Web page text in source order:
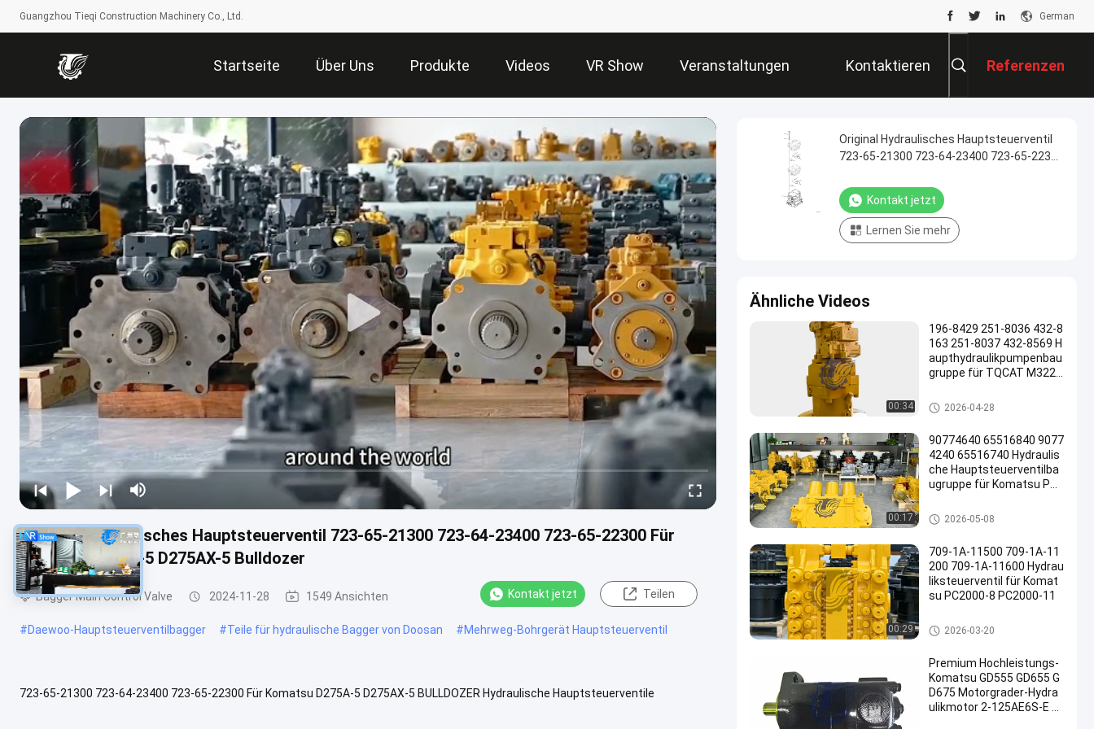
Guangzhou Tieqi Construction Machinery Co., Ltd. German
Startseite Über Uns Produkte Videos VR Show Veranstaltungen Kontaktieren
Sie Uns
Referenzen
Original Hydraulisches Hauptsteuerventil 723-65-21300 723-64-23400 723-65-22300 Für
Komatsu D275A-5 D275AX-5 Bulldozer
Bagger Main Control Valve 2024-11-28 1549 Ansichten Kontakt jetzt Teilen
#Daewoo-Hauptsteuerventilbagger #Teile für hydraulische Bagger von Doosan #Mehrweg-Bohrgerät Hauptsteuerventil
723-65-21300 723-64-23400 723-65-22300 Für Komatsu D275A-5 D275AX-5 BULLDOZER Hydraulische Hauptsteuerventile
Original Hydraulisches Hauptsteuerventil
723-65-21300 723-64-23400 723-65-22300
Kontakt jetzt
Lernen Sie mehr
Ähnliche Videos
00:34
196-8429 251-8036 432-8
163 251-8037 432-8569 H
aupthydraulikpumpenbau
gruppe für TQCAT M322D
Hochleistungsersatzteile
Bagger Hydraulic Pump
2026-04-28
00:17
90774640 65516840 9077
4240 65516740 Hydraulis
che Hauptsteuerventilba
ugruppe für Komatsu PC3
uper Large Mining Ersatzt
eile
Bagger Main Control Valve
2026-05-08
00:29
709-1A-11500 709-1A-11
200 709-1A-11600 Hydrau
liksteuerventil für Komat
su PC2000-8 PC2000-11
Bagger Main Control Valve
2026-03-20
Premium Hochleistungs-
Komatsu GD555 GD655 G
D675 Motorgrader-Hydra
ulikmotor 2-125AE6S-E 2